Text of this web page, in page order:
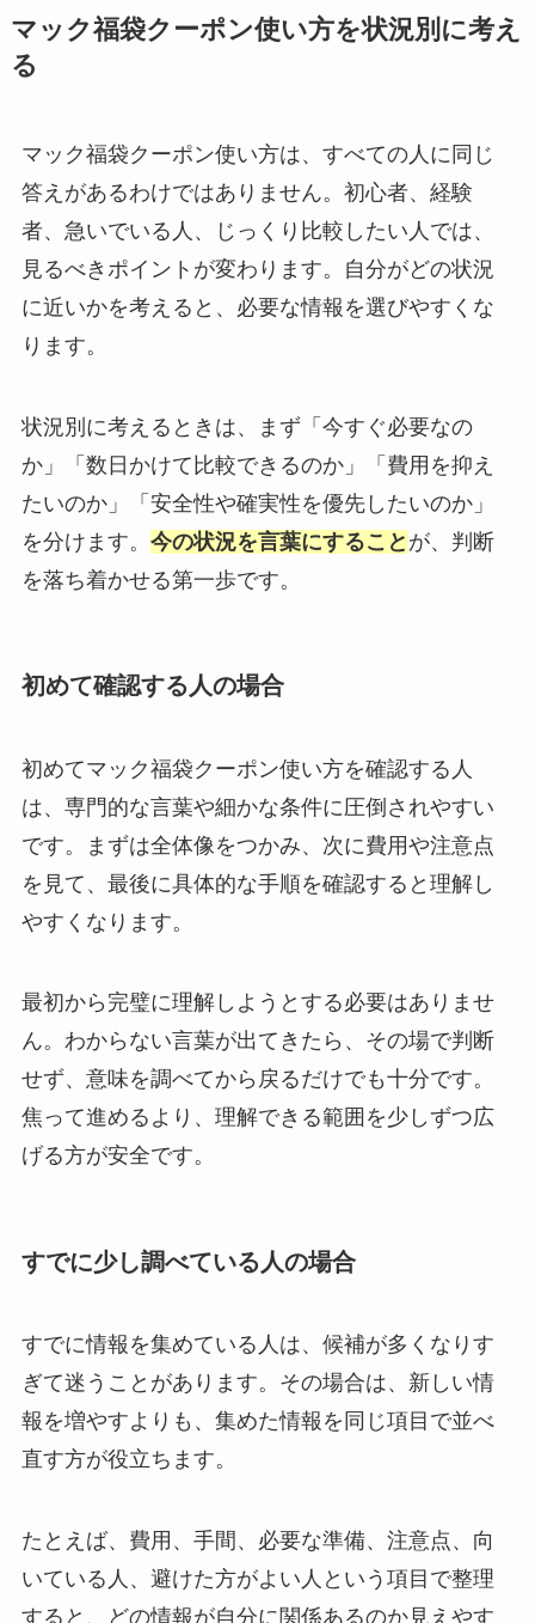
マック福袋クーポン使い方を状況別に考え
る
マック福袋クーポン使い方は、すべての人に同じ
答えがあるわけではありません。初心者、経験
者、急いでいる人、じっくり比較したい人では、
見るべきポイントが変わります。自分がどの状況
に近いかを考えると、必要な情報を選びやすくな
ります。
状況別に考えるときは、まず「今すぐ必要なの
か」「数日かけて比較できるのか」「費用を抑え
たいのか」「安全性や確実性を優先したいのか」
を分けます。 今の状況を言葉にすること が、判断
を落ち着かせる第一歩です。
初めて確認する人の場合
初めてマック福袋クーポン使い方を確認する人
は、専門的な言葉や細かな条件に圧倒されやすい
です。まずは全体像をつかみ、次に費用や注意点
を見て、最後に具体的な手順を確認すると理解し
やすくなります。
最初から完璧に理解しようとする必要はありませ
ん。わからない言葉が出てきたら、その場で判断
せず、意味を調べてから戻るだけでも十分です。
焦って進めるより、理解できる範囲を少しずつ広
げる方が安全です。
すでに少し調べている人の場合
すでに情報を集めている人は、候補が多くなりす
ぎて迷うことがあります。その場合は、新しい情
報を増やすよりも、集めた情報を同じ項目で並べ
直す方が役立ちます。
たとえば、費用、手間、必要な準備、注意点、向
いている人、避けた方がよい人という項目で整理
すると、どの情報が自分に関係あるのか見えやす